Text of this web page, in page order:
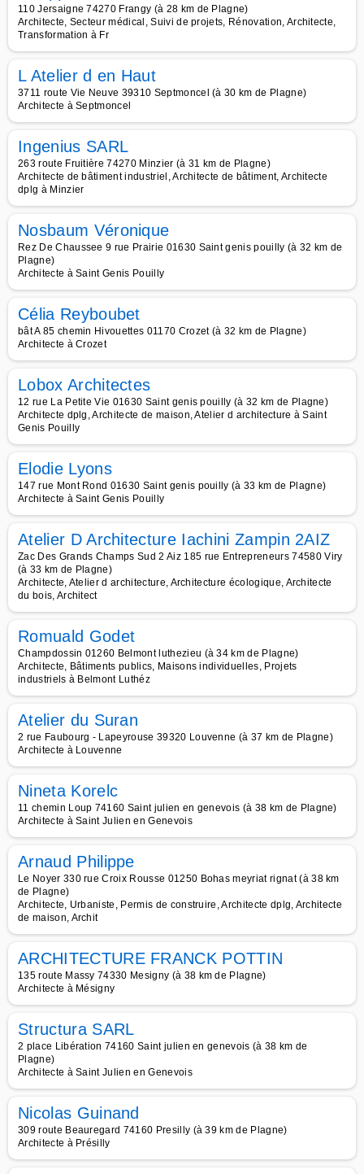
110 Jersaigne 74270 Frangy (à 28 km de Plagne)
Architecte, Secteur médical, Suivi de projets, Rénovation, Architecte,
Transformation à Fr
L Atelier d en Haut
3711 route Vie Neuve 39310 Septmoncel (à 30 km de Plagne)
Architecte à Septmoncel
Ingenius SARL
263 route Fruitière 74270 Minzier (à 31 km de Plagne)
Architecte de bâtiment industriel, Architecte de bâtiment, Architecte
dplg à Minzier
Nosbaum Véronique
Rez De Chaussee 9 rue Prairie 01630 Saint genis pouilly (à 32 km de
Plagne)
Architecte à Saint Genis Pouilly
Célia Reyboubet
bât A 85 chemin Hivouettes 01170 Crozet (à 32 km de Plagne)
Architecte à Crozet
Lobox Architectes
12 rue La Petite Vie 01630 Saint genis pouilly (à 32 km de Plagne)
Architecte dplg, Architecte de maison, Atelier d architecture à Saint
Genis Pouilly
Elodie Lyons
147 rue Mont Rond 01630 Saint genis pouilly (à 33 km de Plagne)
Architecte à Saint Genis Pouilly
Atelier D Architecture Iachini Zampin 2AIZ
Zac Des Grands Champs Sud 2 Aiz 185 rue Entrepreneurs 74580 Viry
(à 33 km de Plagne)
Architecte, Atelier d architecture, Architecture écologique, Architecte
du bois, Architect
Romuald Godet
Champdossin 01260 Belmont luthezieu (à 34 km de Plagne)
Architecte, Bâtiments publics, Maisons individuelles, Projets
industriels à Belmont Luthéz
Atelier du Suran
2 rue Faubourg - Lapeyrouse 39320 Louvenne (à 37 km de Plagne)
Architecte à Louvenne
Nineta Korelc
11 chemin Loup 74160 Saint julien en genevois (à 38 km de Plagne)
Architecte à Saint Julien en Genevois
Arnaud Philippe
Le Noyer 330 rue Croix Rousse 01250 Bohas meyriat rignat (à 38 km
de Plagne)
Architecte, Urbaniste, Permis de construire, Architecte dplg, Architecte
de maison, Archit
ARCHITECTURE FRANCK POTTIN
135 route Massy 74330 Mesigny (à 38 km de Plagne)
Architecte à Mésigny
Structura SARL
2 place Libération 74160 Saint julien en genevois (à 38 km de
Plagne)
Architecte à Saint Julien en Genevois
Nicolas Guinand
309 route Beauregard 74160 Presilly (à 39 km de Plagne)
Architecte à Présilly